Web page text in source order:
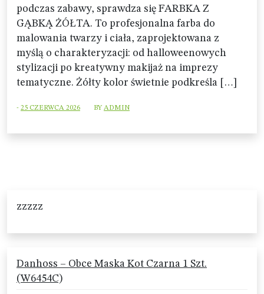
podczas zabawy, sprawdza się FARBKA Z
GĄBKĄ ŻÓŁTA. To profesjonalna farba do
malowania twarzy i ciała, zaprojektowana z
myślą o charakteryzacji: od halloweenowych
stylizacji po kreatywny makijaż na imprezy
tematyczne. Żółty kolor świetnie podkreśla […]
- 25 CZERWCA 2026 BYADMIN
zzzzz
Danhoss – Obce Maska Kot Czarna 1 Szt.
(W6454C)